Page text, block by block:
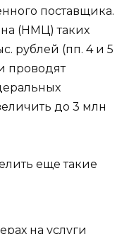
поставщика.
(НМЦ) таких
рублей (пп. 4 и 5
проводят
до 3 млн
еще такие
на услуги